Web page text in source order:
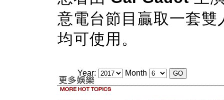
意電台節目贏取一套
均可使用。
Year: Month